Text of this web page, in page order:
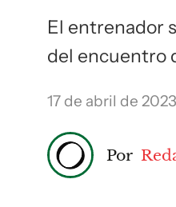
El entrenador
del encuentro
17 de abril de 2023
Por